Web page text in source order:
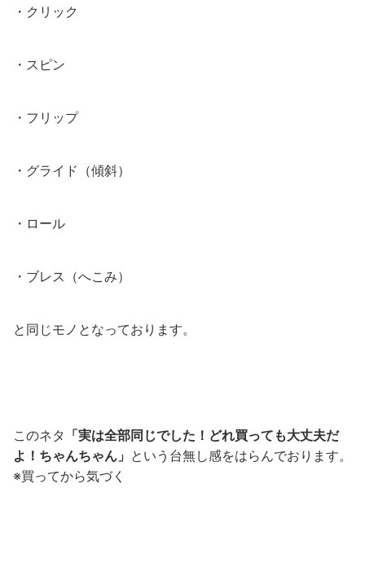
・クリック
・スピン
・フリップ
・グライド（傾斜）
・ロール
・ブレス（へこみ）
と同じモノとなっております。
このネタ 「実は全部同じでした！どれ買っても大丈夫だ
よ！ちゃんちゃん」 という台無し感をはらんでおります。
※買ってから気づく